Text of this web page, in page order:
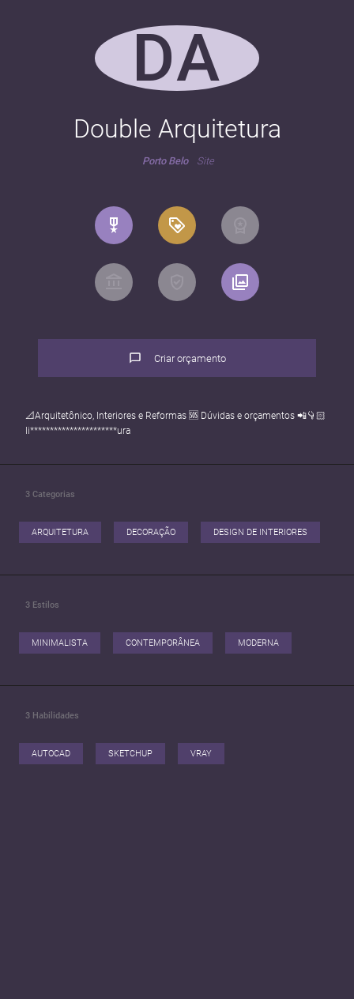
DA
Double Arquitetura
Porto Belo Site
Criar orçamento
📐Arquitetônico, Interiores e Reformas 🆘 Dúvidas e orçamentos 📲👇🏻
li**********************ura
3 Categorias
ARQUITETURA DECORAÇÃO DESIGN DE INTERIORES
3 Estilos
MINIMALISTA CONTEMPORÂNEA MODERNA
3 Habilidades
AUTOCAD SKETCHUP VRAY